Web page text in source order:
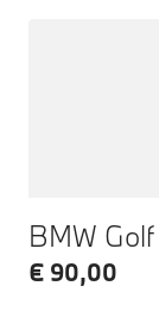
BMW
€ 90,00